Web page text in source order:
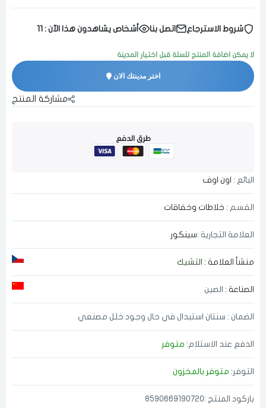
شروط الاسترجاع اتصل بنا أشخاص يشاهدون هذا الآن : 11
لا يمكن اضافة المنتج للسلة قبل اختيار المدينة
اختر مدينتك الان
مشاركة المنتج
طرق الدفع
البائع : اون اوف
القسم : خلاطات وخفاقات
العلامة التجارية :سينكور
منشأ العلامة : التشيك
الصناعة : الصين
الضمان : سنتان استبدال في حال وجود خلل مصنعي
الدفع عند الاستلام: متوفر
التوفر: متوفر بالمخزون
باركود المنتج :8590669190720